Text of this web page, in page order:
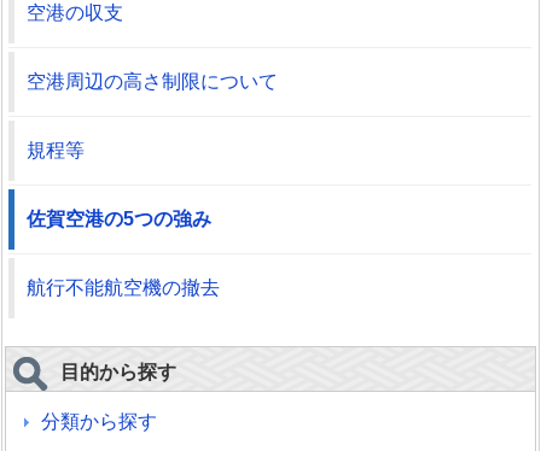
空港の収支
空港周辺の高さ制限について
規程等
佐賀空港の5つの強み
航行不能航空機の撤去
目的から探す
分類から探す